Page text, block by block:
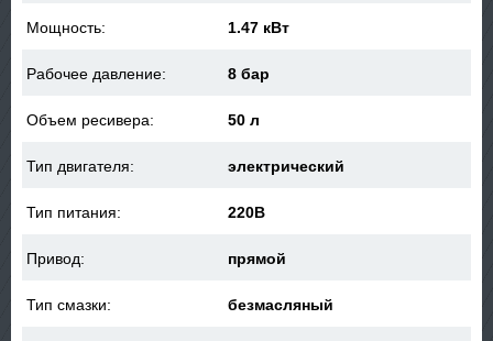
Мощность: 1.47 кВт
Рабочее давление: 8 бар
Объем ресивера: 50 л
Тип двигателя: электрический
Тип питания: 220В
Привод: прямой
Тип смазки: безмасляный